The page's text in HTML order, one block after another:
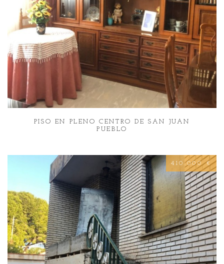
PISO EN PLENO CENTRO DE SAN JUAN
PUEBLO
410.000 €